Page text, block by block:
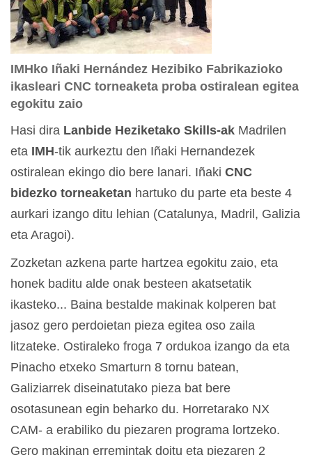
IMHko Iñaki Hernández Hezibiko Fabrikazioko
ikasleari CNC torneaketa proba ostiralean egitea
egokitu zaio
Hasi dira Lanbide Heziketako Skills-ak Madrilen
eta IMH-tik aurkeztu den Iñaki Hernandezek
ostiralean ekingo dio bere lanari. Iñaki CNC
bidezko torneaketan hartuko du parte eta beste 4
aurkari izango ditu lehian (Catalunya, Madril, Galizia
eta Aragoi).
Zozketan azkena parte hartzea egokitu zaio, eta
honek baditu alde onak besteen akatsetatik
ikasteko... Baina bestalde makinak kolperen bat
jasoz gero perdoietan pieza egitea oso zaila
litzateke. Ostiraleko froga 7 ordukoa izango da eta
Pinacho etxeko Smarturn 8 tornu batean,
Galiziarrek diseinatutako pieza bat bere
osotasunean egin beharko du. Horretarako NX
CAM- a erabiliko du piezaren programa lortzeko.
Gero makinan erremintak doitu eta piezaren 2